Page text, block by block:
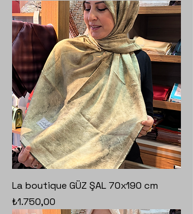
La boutique GÜZ ŞAL 70x190 cm
Fiyat
₺1.750,00